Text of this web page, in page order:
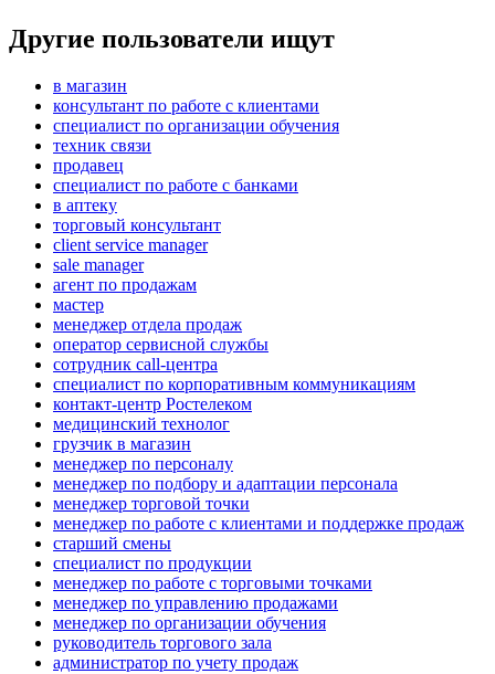
Другие пользователи ищут
в магазин
консультант по работе с клиентами
специалист по организации обучения
техник связи
продавец
специалист по работе с банками
в аптеку
торговый консультант
client service manager
sale manager
агент по продажам
мастер
менеджер отдела продаж
оператор сервисной службы
сотрудник call-центра
специалист по корпоративным коммуникациям
контакт-центр Ростелеком
медицинский технолог
грузчик в магазин
менеджер по персоналу
менеджер по подбору и адаптации персонала
менеджер торговой точки
менеджер по работе с клиентами и поддержке продаж
старший смены
специалист по продукции
менеджер по работе с торговыми точками
менеджер по управлению продажами
менеджер по организации обучения
руководитель торгового зала
администратор по учету продаж